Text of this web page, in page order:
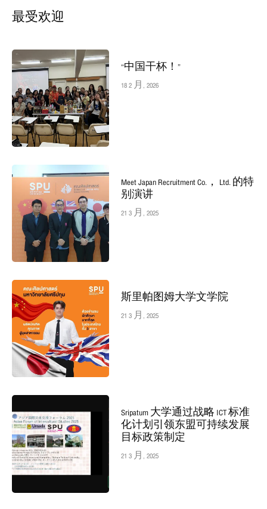
最受欢迎
“中国干杯！”
18 2 月, 2026
Meet Japan Recruitment Co.， Ltd. 的特
别演讲
21 3 月, 2025
斯里帕图姆大学文学院
21 3 月, 2025
Sripatum 大学通过战略 ICT 标准
化计划引领东盟可持续发展
目标政策制定
21 3 月, 2025